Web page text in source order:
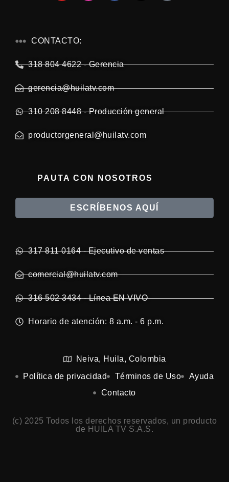
CONTACTO:
318 804 4622 - Gerencia
gerencia@huilatv.com
310 208 8448 - Producción general
productorgeneral@huilatv.com
PAUTA CON NOSOTROS
ESCRÍBENOS AQUÍ
317 811 0164 - Ejecutivo de ventas
comercial@huilatv.com
316 502 3434 - Línea EN VIVO
Horario de atención: 8 a.m. - 6 p.m.
Neiva, Huila, Colombia
Política de privacidad
Términos de Uso
Ayuda
Contacto
(c) 2025 Todos los derechos reservados, un producto
de HUILA TV S.A.S.